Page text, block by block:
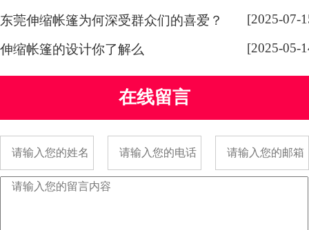
东莞伸缩帐篷为何深受群众们的喜爱？ [2025-07-
伸缩帐篷的设计你了解么 [2025-05-
在线留言